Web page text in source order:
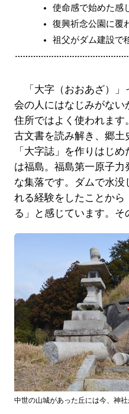
使命感で始めた感
復興祈念公園に覆
祖父がダム建設で
「大字（おおあざ）
会の人にはなじみがな
住所ではよく使われます
古文書を読み解き、郷土
「大字誌」を作りはじ
は福島。福島第一原子力
な集落です。ダムで水
れる経験をしたことから
る」と感じています。そ
中世の山城があった丘には今、神